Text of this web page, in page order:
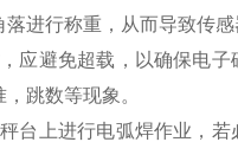
落进行称重，从而导致传
应避免超载，以确保电
跳数等现象。
台上进行电弧焊作业，